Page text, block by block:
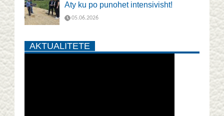
Aty ku po punohet intensivisht!
05.06.2026
AKTUALITETE